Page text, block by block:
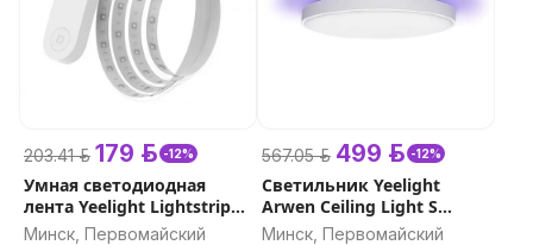
203.41 р. 179 р. -12%
Умная светодиодная
лента Yeelight Lightstrip
Pro
Минск, Первомайский
567.05 р. 499 р. -12%
Светильник Yeelight
Arwen Ceiling Light S
серия 450S
Минск, Первомайский